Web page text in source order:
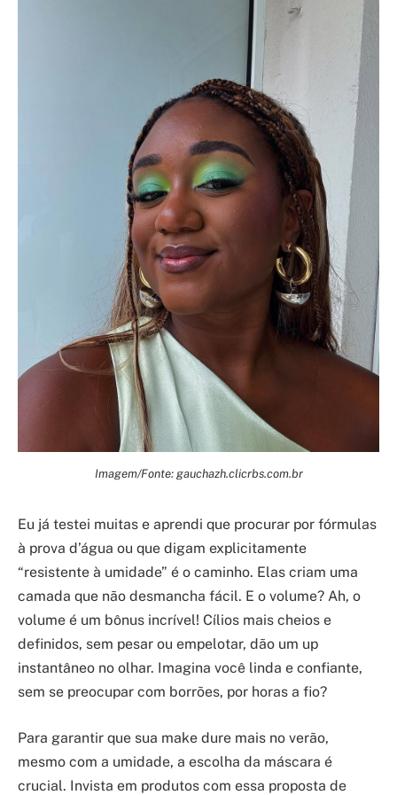
Imagem/Fonte: gauchazh.clicrbs.com.br
Eu já testei muitas e aprendi que procurar por fórmulas
à prova d’água ou que digam explicitamente
“resistente à umidade” é o caminho. Elas criam uma
camada que não desmancha fácil. E o volume? Ah, o
volume é um bônus incrível! Cílios mais cheios e
definidos, sem pesar ou empelotar, dão um up
instantâneo no olhar. Imagina você linda e confiante,
sem se preocupar com borrões, por horas a fio?
Para garantir que sua make dure mais no verão,
mesmo com a umidade, a escolha da máscara é
crucial. Invista em produtos com essa proposta de